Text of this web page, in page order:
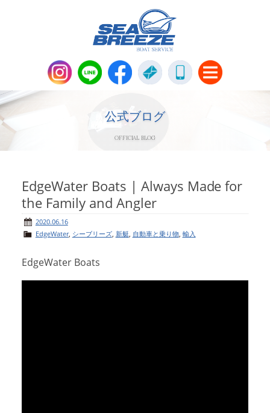
Parts＆Apparel
パーツ販売・アパレル商品
ニュース＆トピックス
公式ブログ
OFFICIAL BLOG
EdgeWater Boats | Always Made for
the Family and Angler
2020.06.16
EdgeWater, シーブリーズ, 新艇 自動車と乗り物, 輸入
EdgeWater Boats